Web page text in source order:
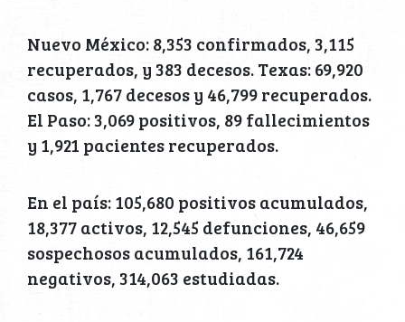
Nuevo México: 8,353 confirmados, 3,115
recuperados, y 383 decesos. Texas: 69,920
casos, 1,767 decesos y 46,799 recuperados.
El Paso: 3,069 positivos, 89 fallecimientos
y 1,921 pacientes recuperados.
En el país: 105,680 positivos acumulados,
18,377 activos, 12,545 defunciones, 46,659
sospechosos acumulados, 161,724
negativos, 314,063 estudiadas.